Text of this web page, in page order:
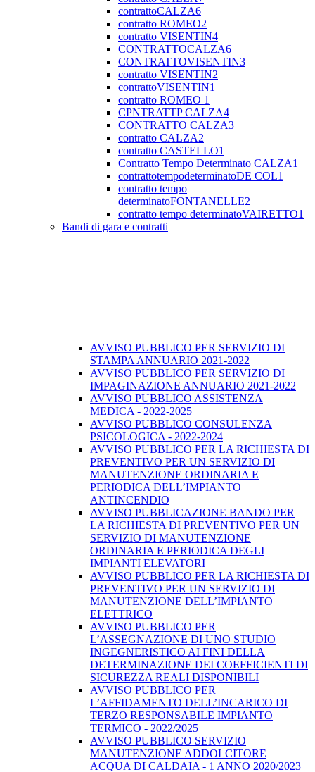
contrattoCALZA6
contratto ROMEO2
contratto VISENTIN4
CONTRATTOCALZA6
CONTRATTOVISENTIN3
contratto VISENTIN2
contrattoVISENTIN1
contratto ROMEO 1
CPNTRATTP CALZA4
CONTRATTO CALZA3
contratto CALZA2
contratto CASTELLO1
Contratto Tempo Determinato CALZA1
contrattotempodeterminatoDE COL1
contratto tempo
determinatoFONTANELLE2
contratto tempo determinatoVAIRETTO1
Bandi di gara e contratti
AVVISO PUBBLICO PER SERVIZIO DI
STAMPA ANNUARIO 2021-2022
AVVISO PUBBLICO PER SERVIZIO DI
IMPAGINAZIONE ANNUARIO 2021-2022
AVVISO PUBBLICO ASSISTENZA
MEDICA - 2022-2025
AVVISO PUBBLICO CONSULENZA
PSICOLOGICA - 2022-2024
AVVISO PUBBLICO PER LA RICHIESTA DI
PREVENTIVO PER UN SERVIZIO DI
MANUTENZIONE ORDINARIA E
PERIODICA DELL’IMPIANTO
ANTINCENDIO
AVVISO PUBBLICAZIONE BANDO PER
LA RICHIESTA DI PREVENTIVO PER UN
SERVIZIO DI MANUTENZIONE
ORDINARIA E PERIODICA DEGLI
IMPIANTI ELEVATORI
AVVISO PUBBLICO PER LA RICHIESTA DI
PREVENTIVO PER UN SERVIZIO DI
MANUTENZIONE DELL’IMPIANTO
ELETTRICO
AVVISO PUBBLICO PER
L’ASSEGNAZIONE DI UNO STUDIO
INGEGNERISTICO AI FINI DELLA
DETERMINAZIONE DEI COEFFICIENTI DI
SICUREZZA REALI DISPONIBILI
AVVISO PUBBLICO PER
L’AFFIDAMENTO DELL’INCARICO DI
TERZO RESPONSABILE IMPIANTO
TERMICO - 2022/2025
AVVISO PUBBLICO SERVIZIO
MANUTENZIONE ADDOLCITORE
ACQUA DI CALDAIA - 1 ANNO 2020/2023